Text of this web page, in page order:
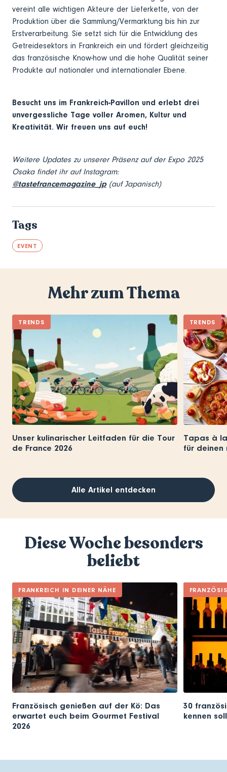
vereint alle wichtigen Akteure der Lieferkette, von der
Produktion über die Sammlung/Vermarktung bis hin zur
Erstverarbeitung. Sie setzt sich für die Entwicklung des
Getreidesektors in Frankreich ein und fördert gleichzeitig
das französische Know-how und die hohe Qualität seiner
Produkte auf nationaler und internationaler Ebene.
Besucht uns im Frankreich-Pavillon und erlebt drei
unvergessliche Tage voller Aromen, Kultur und
Kreativität. Wir freuen uns auf euch!
Weitere Updates zu unserer Präsenz auf der Expo 2025
Osaka findet ihr auf Instagram:
@tastefrancemagazine_jp(auf Japanisch)
Tags
EVENT
Mehr zum Thema
TRENDS
Unser kulinarischer Leitfaden für die Tour
de France 2026
TRENDS
Tapas à
für deinen
Alle Artikel entdecken
Diese Woche besonders
beliebt
FRANKREICH IN DEINER NÄHE
Französisch genießen auf der Kö: Das
erwartet euch beim Gourmet Festival
2026
30
kennen